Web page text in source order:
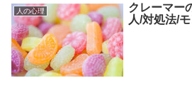
人の心理
クレーマー
人/対処法/